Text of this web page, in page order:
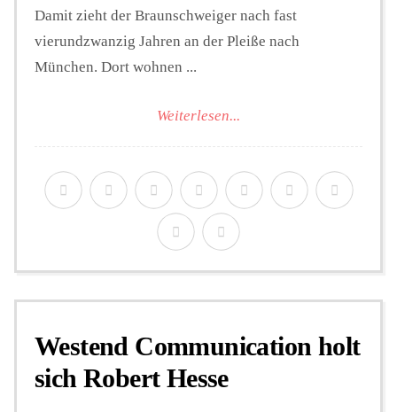
Damit zieht der Braunschweiger nach fast
vierundzwanzig Jahren an der Pleiße nach
München. Dort wohnen ...
Weiterlesen...
Westend Communication holt
sich Robert Hesse